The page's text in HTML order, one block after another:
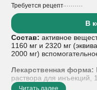
Требуется рецепт
В
Состав:активное
1160 мг и 2320 мг
2000 мг)
Лекарственная форма:
раствора для инъекций, 1
Читать далее